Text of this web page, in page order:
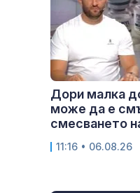
Дори малка
може да е
смесването
11:16 • 06.08.26